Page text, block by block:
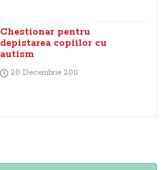
Chestionar pentru
depistarea copiilor cu
autism
20 Decembrie 2011